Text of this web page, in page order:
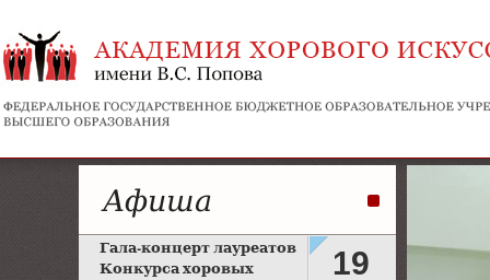
Афиша
Гала-концерт лауреатов
Конкурса хоровых
19